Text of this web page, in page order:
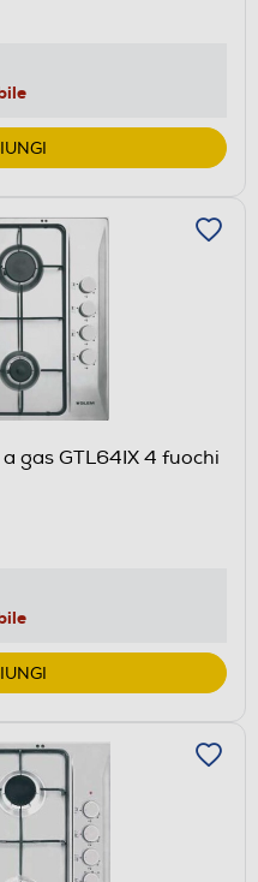
gas GTL64IX 4 fuochi